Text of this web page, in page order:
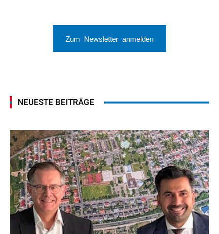
Zum Newsletter anmelden
NEUESTE BEITRÄGE